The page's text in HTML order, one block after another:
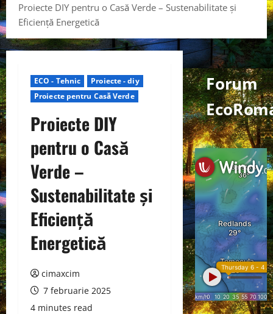
Proiecte DIY pentru o Casă Verde – Sustenabilitate și
Eficiență Energetică
ECO - Tehnic
Proiecte - diy
Proiecte pentru Casă Verde
Proiecte DIY
pentru o Casă
Verde –
Sustenabilitate și
Eficiență
Energetică
cimaxcim
7 februarie 2025
4 minutes read
Forum